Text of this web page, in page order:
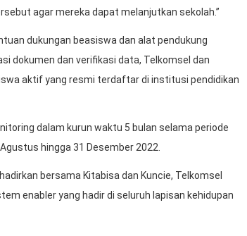
agar mereka dapat melanjutkan sekolah.”
dukungan beasiswa dan alat pendukung
dokumen dan verifikasi data, Telkomsel dan
aktif yang resmi terdaftar di institusi pendidikan
dalam kurun waktu 5 bulan selama periode
hingga 31 Desember 2022.
bersama Kitabisa dan Kuncie, Telkomsel
enabler yang hadir di seluruh lapisan kehidupan